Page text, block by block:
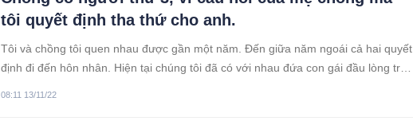
tôi quyết định tha thứ cho anh.
Tôi và chồng tôi quen nhau được gần một năm. Đến giữa năm ngoái cả hai quyết
định đi đến hôn nhân. Hiện tại chúng tôi đã có với nhau đứa con gái đầu lòng tròn
08:11 13/11/22